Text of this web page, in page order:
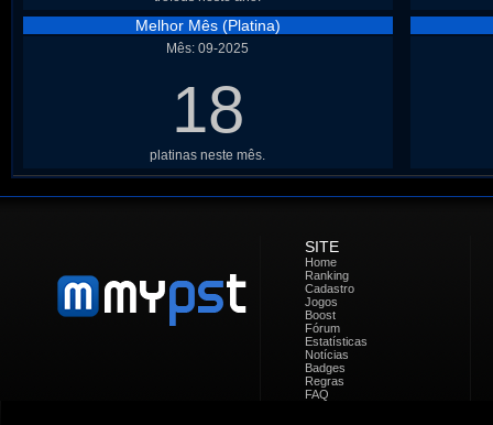
Melhor Mês (Platina)
Mês: 09-2025
18
platinas neste mês.
SITE
Home
Ranking
Cadastro
Jogos
Boost
Fórum
Estatísticas
Notícias
Badges
Regras
FAQ